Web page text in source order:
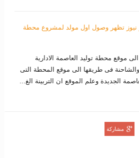
موقع محطة توليد العاصمة الادارية
والشاحنة فى طريقها الى موقع المحطة التى
الجديدة وعلم الموقع ان التربينة الغ...
مشاركة